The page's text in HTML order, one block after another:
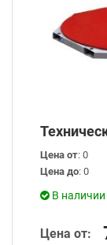
Цена от: 0
Цена до: 0
В наличии
Цена от: